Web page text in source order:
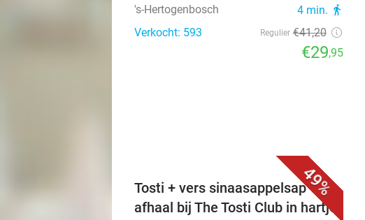
's-Hertogenbosch 4 min. directions_walk
Verkocht: 593 Regulier €41,20
€29,95
49%
Tosti + vers sinaasappelsap voor
afhaal bij The Tosti Club in hartje